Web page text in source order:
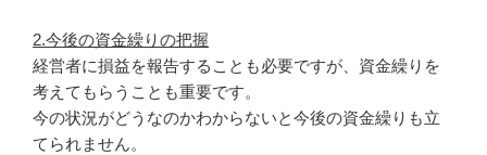
2.今後の資金繰りの把握
経営者に損益を報告することも必要ですが、資金繰りを
考えてもらうことも重要です。
今の状況がどうなのかわからないと今後の資金繰りも立
てられません。